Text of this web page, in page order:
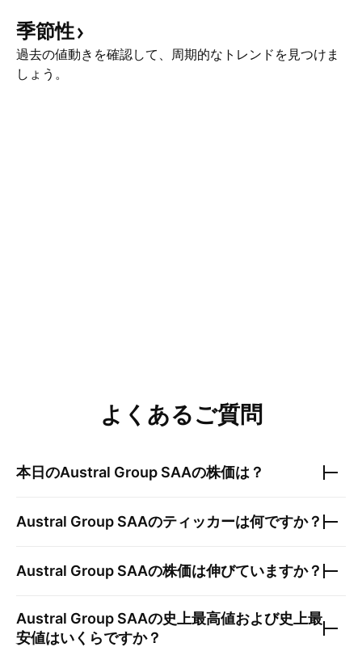
季節性
過去の値動きを確認して、周期的なトレンドを見つけま
しょう。
よくあるご質問
本日のAustral Group SAAの株価は？
Austral Group SAAのティッカーは何ですか？
Austral Group SAAの株価は伸びていますか？
Austral Group SAAの史上最高値および史上最
安値はいくらですか？